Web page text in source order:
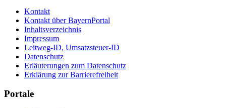
Kontakt
Kontakt über BayernPortal
Inhaltsverzeichnis
Impressum
Leitweg-ID, Umsatzsteuer-ID
Datenschutz
Erläuterungen zum Datenschutz
Erklärung zur Barrierefreiheit
Portale